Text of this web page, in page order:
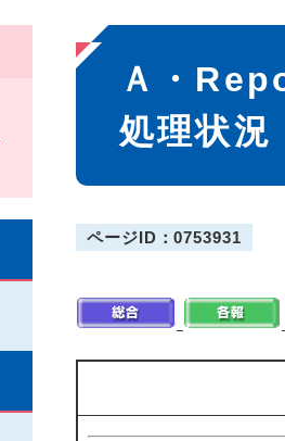
本
文
Ａ・
処理状況
ページID：0753931